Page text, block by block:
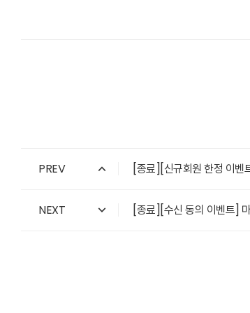
PREV [종료][신규회원 한정 이벤
NEXT [종료][수신 동의 이벤트]